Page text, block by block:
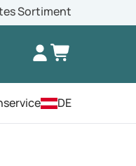
Sortiment
das MenüDE